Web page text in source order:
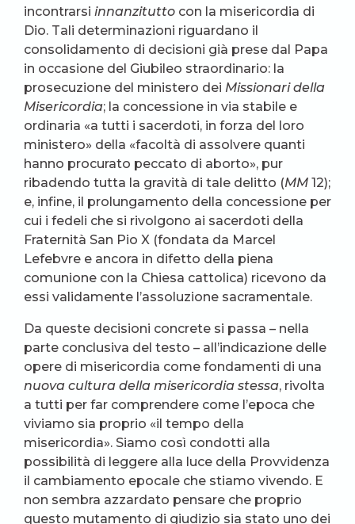
incontrarsi innanzitutto con la misericordia di
Dio. Tali determinazioni riguardano il
consolidamento di decisioni già prese dal Papa
in occasione del Giubileo straordinario: la
prosecuzione del ministero dei Missionari della
Misericordia; la concessione in via stabile e
ordinaria «a tutti i sacerdoti, in forza del loro
ministero» della «facoltà di assolvere quanti
hanno procurato peccato di aborto», pur
ribadendo tutta la gravità di tale delitto (MM 12);
e, infine, il prolungamento della concessione per
cui i fedeli che si rivolgono ai sacerdoti della
Fraternità San Pio X (fondata da Marcel
Lefebvre e ancora in difetto della piena
comunione con la Chiesa cattolica) ricevono da
essi validamente l’assoluzione sacramentale.
Da queste decisioni concrete si passa – nella
parte conclusiva del testo – all’indicazione delle
opere di misericordia come fondamenti di una
nuova cultura della misericordia stessa, rivolta
a tutti per far comprendere come l’epoca che
viviamo sia proprio «il tempo della
misericordia». Siamo così condotti alla
possibilità di leggere alla luce della Provvidenza
il cambiamento epocale che stiamo vivendo. E
non sembra azzardato pensare che proprio
questo mutamento di giudizio sia stato uno dei